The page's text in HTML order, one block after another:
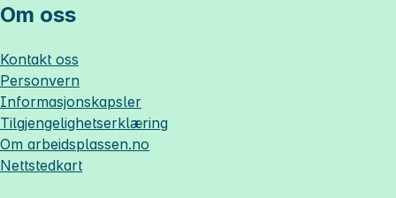
Om oss
Kontakt oss
Personvern
Informasjonskapsler
Tilgjengelighetserklæring
Om arbeidsplassen.no
Nettstedkart